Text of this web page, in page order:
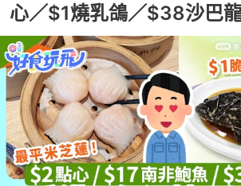
心／$1燒乳鴿／$38沙巴